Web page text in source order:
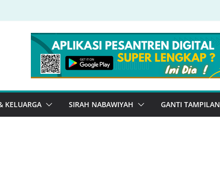
KELUARGA SIRAH NABAWIYAH GANTI TAMPILAN